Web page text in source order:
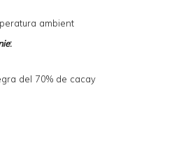
ambient
:
del 70% de cacay